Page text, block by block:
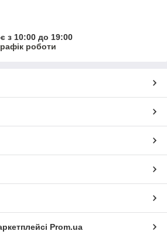
з 10:00 до 19:00
роботи
Prom.ua